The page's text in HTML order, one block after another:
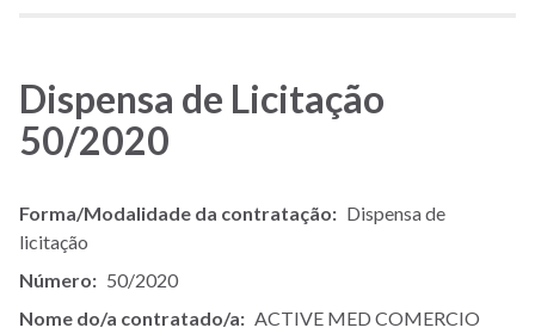
Dispensa de Licitação
50/2020
Forma/Modalidade da contratação
Dispensa de
licitação
Número
50/2020
Nome do/a contratado/a
ACTIVE MED COMERCIO